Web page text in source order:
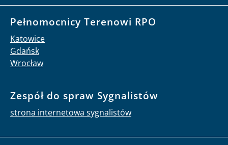
Pełnomocnicy Terenowi RPO
Katowice
Gdańsk
Wrocław
Zespół do spraw Sygnalistów
strona internetowa sygnalistów